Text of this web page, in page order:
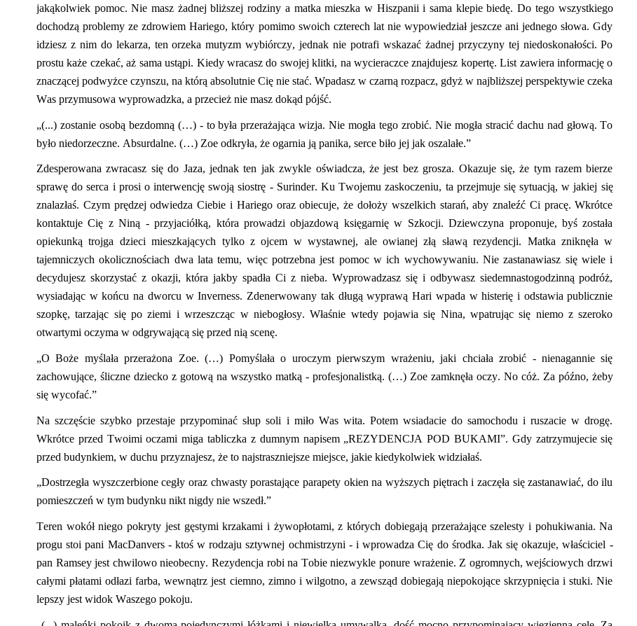
jakąkolwiek pomoc. Nie masz żadnej bliższej rodziny a matka mieszka w Hiszpanii i sama klepie biedę.Do tego wszystkiego
dochodzą problemy ze zdrowiemHariego, który pomimo swoich czterech lat nie wypowiedział jeszcze ani jednego słowa. Gdy
idziesz z nim do lekarza, ten orzeka mutyzm wybiórczy, jednak nie potrafi wskazać żadnej przyczyny tej niedoskonałości. Po
prostu każe czekać, aż sama ustąpi. Kiedy wracasz do swojej klitki, na wycieraczce znajdujesz kopertę. List zawiera informację o
znaczącej podwyżce czynszu, na którą absolutnie Cię nie stać. Wpadasz w czarną rozpacz, gdyż w najbliższej perspektywie czeka
Was przymusowa wyprowadzka, a przecież nie masz dokąd pójść.
„(...) zostanie osobą bezdomną (…) - to była przerażająca wizja. Nie mogła tego zrobić. Nie mogła stracić dachu nad głową. To
było niedorzeczne. Absurdalne. (…) Zoe odkryła, że ogarnia ją panika, serce biło jej jak oszalałe.”
Zdesperowana zwracasz się do Jaza, jednak ten jak zwykle oświadcza, że jest bez grosza. Okazuje się, że tym razem bierze
sprawę do serca i prosi ointerwencję swoją siostrę - Surinder.Ku Twojemu zaskoczeniu, ta przejmujesię sytuacją, w jakiej się
znalazłaś. Czym prędzej odwiedza Ciebie i Hariegooraz obiecuje, że dołoży wszelkich starań, aby znaleźć Ci pracę. Wkrótce
kontaktuje Cię z Niną -przyjaciółką, która prowadzi objazdową księgarnię w Szkocji. Dziewczyna proponuje, byś została
opiekunką trojga dziecimieszkających tylko z ojcem w wystawnej, ale owianej złą sławą rezydencji. Matka zniknęła w
tajemniczych okolicznościach dwa lata temu, więc potrzebna jest pomoc w ich wychowywaniu.Nie zastanawiasz się wiele i
decydujesz skorzystać z okazji, która jakby spadła Ci z nieba. Wyprowadzasz się i odbywasz siedemnastogodzinną podróż,
wysiadając w końcu na dworcu wInverness. Zdenerwowany tak długą wyprawąHari wpada w histerię i odstawia publicznie
szopkę, tarzając się po ziemi i wrzeszcząc w niebogłosy. Właśnie wtedy pojawia się Nina, wpatrując się niemo z szeroko
otwartymi oczyma w odgrywającą się przed nią scenę.
„O Boże myślała przerażona Zoe. (…) Pomyślała o uroczym pierwszym wrażeniu, jaki chciała zrobić -nienagannie się
zachowujące, śliczne dziecko z gotową na wszystko matką -profesjonalistką. (…) Zoezamknęła oczy. No cóż. Za późno, żeby
się wycofać.”
Na szczęście szybko przestaje przypominać słup soli i miło Was wita. Potem wsiadacie do samochodu i ruszacie w drogę.
Wkrótce przed Twoimi oczami miga tabliczka z dumnym napisem „REZYDENCJA POD BUKAMI”. Gdy zatrzymujecie się
przed budynkiem, w duchu przyznajesz, że to najstraszniejsze miejsce, jakie kiedykolwiek widziałaś.
„Dostrzegła wyszczerbione cegły oraz chwasty porastające parapety okien na wyższych piętrach i zaczęła się zastanawiać, do ilu
pomieszczeń w tym budynku nikt nigdy nie wszedł.”
Teren wokół niego pokryty jest gęstymi krzakami i żywopłotami, z których dobiegają przerażające szelesty i pohukiwania. Na
progu stoi pani MacDanvers - ktoś w rodzajusztywnej ochmistrzyni - i wprowadza Cię do środka. Jak się okazuje, właściciel -
pan Ramsey jest chwilowo nieobecny. Rezydencja robi na Tobie niezwykle ponure wrażenie. Z ogromnych, wejściowych drzwi
całymi płatami odłazi farba, wewnątrz jest ciemno, zimno i wilgotno, a zewsząd dobiegają niepokojące skrzypnięcia i stuki. Nie
lepszy jest widok Waszego pokoju.